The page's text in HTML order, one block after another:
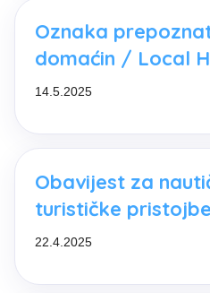
Oznaka
domaćin / Local
14.5.2025
Obavijest za
turističke
22.4.2025